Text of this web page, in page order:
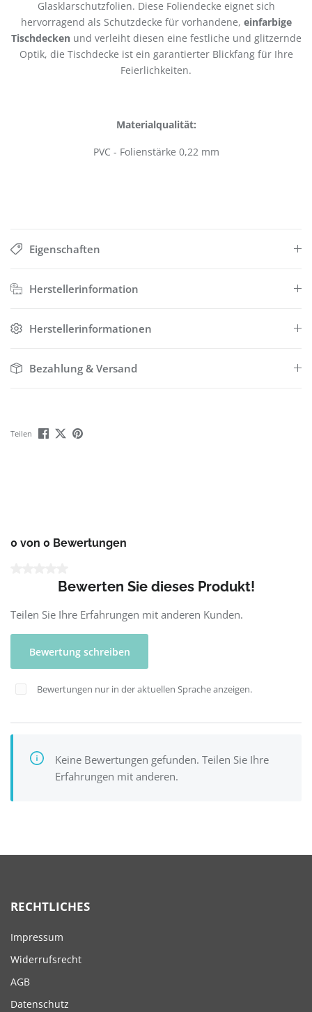
Glasklarschutzfolien. Diese Foliendecke eignet sich
hervorragend als Schutzdecke für vorhandene, einfarbige
Tischdecken und verleiht diesen eine festliche und glitzernde
Optik, die Tischdecke ist ein garantierter Blickfang für Ihre
Feierlichkeiten.
Materialqualität:
PVC - Folienstärke 0,22 mm
Eigenschaften
Herstellerinformation
Herstellerinformationen
Bezahlung & Versand
Teilen
0 von 0 Bewertungen
Bewerten Sie dieses Produkt!
Teilen Sie Ihre Erfahrungen mit anderen Kunden.
Bewertung schreiben
Bewertungen nur in der aktuellen Sprache anzeigen.
Keine Bewertungen gefunden. Teilen Sie Ihre
Erfahrungen mit anderen.
RECHTLICHES
Impressum
Widerrufsrecht
AGB
Datenschutz